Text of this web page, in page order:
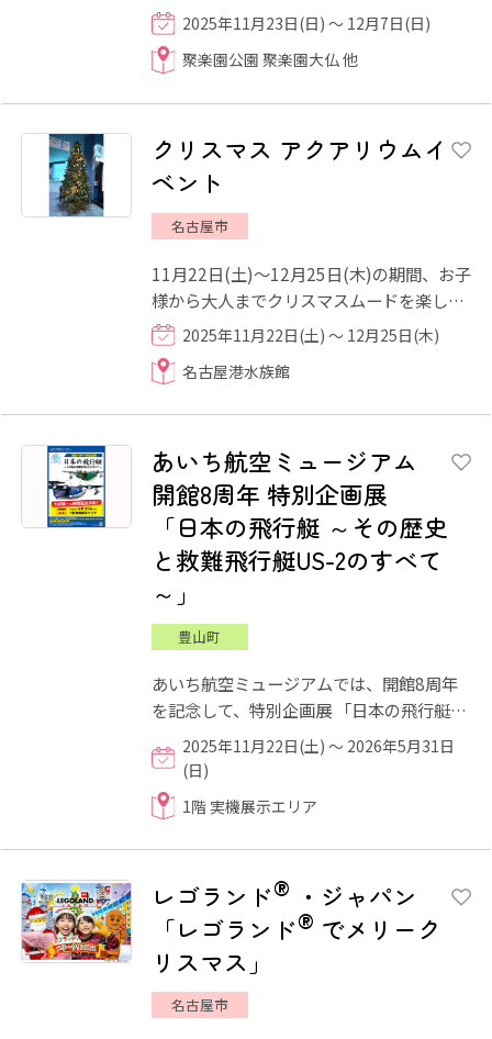
を囲むように美しく紅葉するのが見もので
す。嚶鳴庵での紅葉を望...
2025年11月23日(日) ～ 12月7日(日)
聚楽園公園 聚楽園大仏 他
クリスマス アクアリウムイ
ベント
名古屋市
11月22日(土)～12月25日(木)の期間、お子
様から大人までクリスマスムードを楽しん
でいただけるイベントを開催します！ 今年
のクリスマスは、名古...
2025年11月22日(土) ～ 12月25日(木)
名古屋港水族館
あいち航空ミュージアム
開館8周年 特別企画展
「日本の飛行艇 ～その歴史
と救難飛行艇US-2のすべて
～」
豊山町
あいち航空ミュージアムでは、開館8周年
を記念して、特別企画展 「日本の飛行艇～
その歴史と救難飛行艇US-2のすべて～」
を開催します。海上での離...
2025年11月22日(土) ～ 2026年5月31日
(日)
1階 実機展示エリア
レゴランド® ・ジャパン
「レゴランド® でメリーク
リスマス」
名古屋市